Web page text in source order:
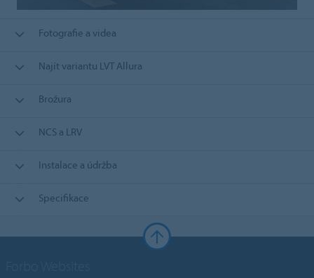
Fotografie a videa
Najít variantu LVT Allura
Brožura
NCS a LRV
Instalace a údržba
Specifikace